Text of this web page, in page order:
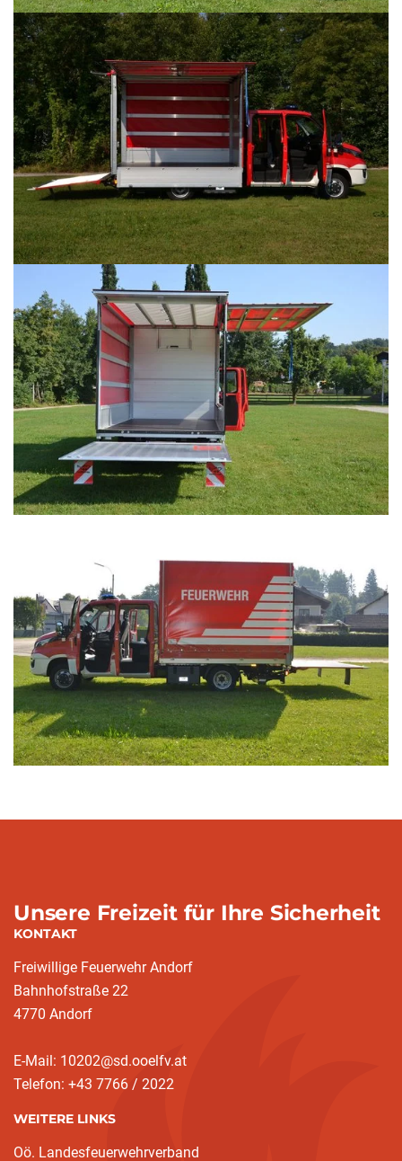
Unsere Freizeit für Ihre Sicherheit
KONTAKT
Freiwillige Feuerwehr Andorf
Bahnhofstraße 22
4770 Andorf
E-Mail: 10202@sd.ooelfv.at
Telefon: +43 7766 / 2022
WEITERE LINKS
Oö. Landesfeuerwehrverband